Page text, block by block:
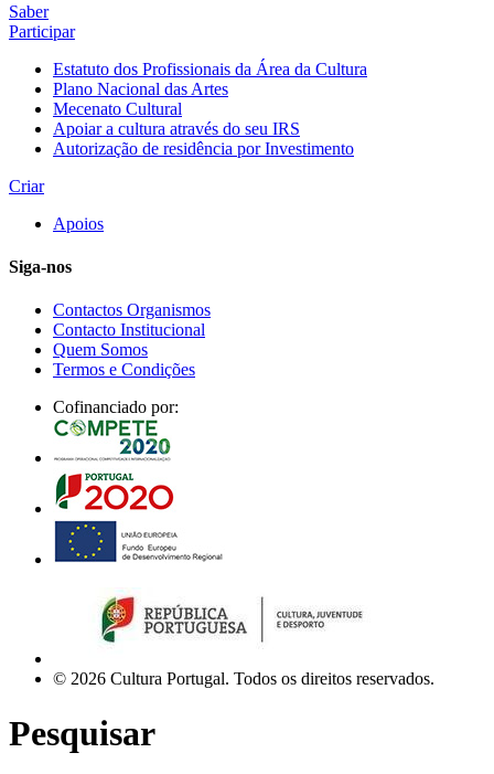
Saber
Participar
Estatuto dos Profissionais da Área da Cultura
Plano Nacional das Artes
Mecenato Cultural
Apoiar a cultura através do seu IRS
Autorização de residência por Investimento
Criar
Apoios
Siga-nos
Contactos Organismos
Contacto Institucional
Quem Somos
Termos e Condições
Cofinanciado por:
© 2026 Cultura Portugal. Todos os direitos reservados.
Pesquisar